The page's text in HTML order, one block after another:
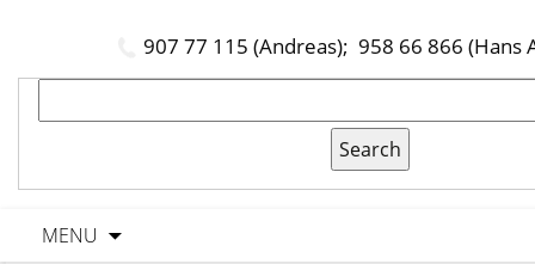
907 77 115 (Andreas); 958 66 866 (Hans
MENU